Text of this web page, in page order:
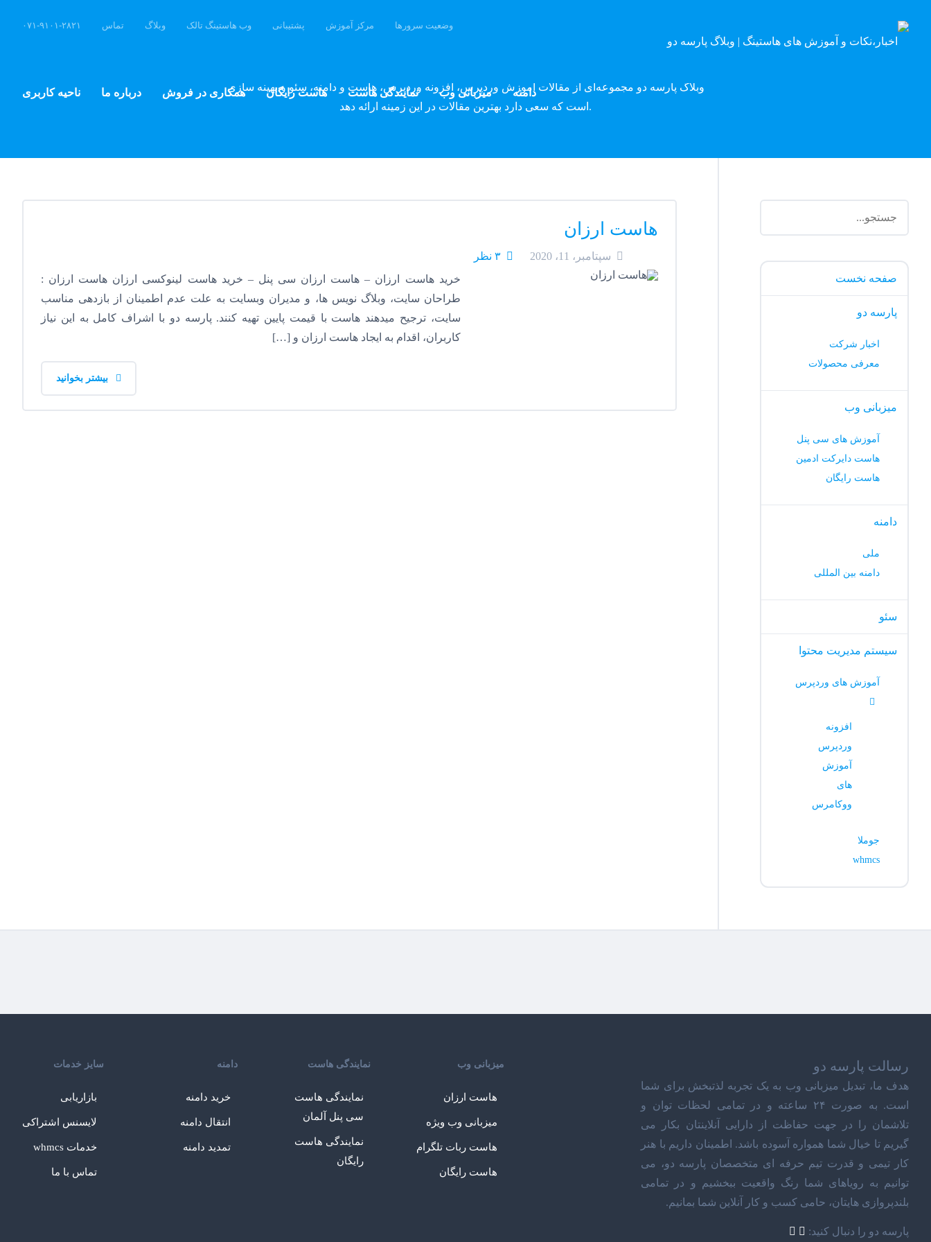
ناحیه کاربری درباره ما همکاری در فروش هاست رایگان نمایندگی هاست میزبانی وب دامنه
۰۷۱-۹۱۰۱-۲۸۲۱ تماس وبلاگ وب هاستینگ تالک پشتیبانی مرکز آموزش وضعیت سرورها
وبلاگ پارسه دو مجموعه‌ای از مقالات آموزش وردپرس، افزونه وردپرس، هاست و دامنه، سئو و بهینه سازی
است که سعی دارد بهترین مقالات در این زمینه ارائه دهد.
هاست ارزان
سپتامبر، 11، 2020
۳ نظر
خرید هاست ارزان – هاست ارزان سی پنل – خرید هاست لینوکسی ارزان هاست ارزان :
طراحان سایت، وبلاگ نویس ها، و مدیران وبسایت به علت عدم اطمینان از بازدهی مناسب
سایت، ترجیح میدهند هاست با قیمت پایین تهیه کنند. پارسه دو با اشراف کامل به این نیاز
کاربران، اقدام به ایجاد هاست ارزان و […]
صفحه نخست
پارسه دو
اخبار شرکت
معرفی محصولات
میزبانی وب
آموزش های سی پنل
هاست دایرکت ادمین
هاست رایگان
دامنه
ملی
دامنه بین المللی
سئو
سیستم مدیریت محتوا
آموزش های وردپرس
افزونه
وردپرس
آموزش
های
ووکامرس
جوملا
whmcs
رسالت پارسه دو
هدف ما، تبدیل میزبانی وب به یک تجربه لذتبخش برای شما
است. به صورت ۲۴ ساعته و در تمامی لحظات توان و
تلاشمان را در جهت حفاظت از دارایی آنلاینتان بکار می
گیریم تا خیال شما همواره آسوده باشد. اطمینان داریم با هنر
کار تیمی و قدرت تیم حرفه ای متخصصان پارسه دو، می
توانیم به رویاهای شما رنگ واقعیت ببخشیم و در تمامی
بلندپروازی هایتان، حامی کسب و کار آنلاین شما بمانیم.
پارسه دو را دنبال کنید:
میزبانی وب
هاست ارزان
میزبانی وب ویژه
هاست ربات تلگرام
هاست رایگان
نمایندگی هاست
نمایندگی هاست
سی پنل آلمان
نمایندگی هاست
رایگان
دامنه
خرید دامنه
انتقال دامنه
تمدید دامنه
سایز خدمات
بازاریابی
لایسنس اشتراکی
خدمات whmcs
تماس با ما